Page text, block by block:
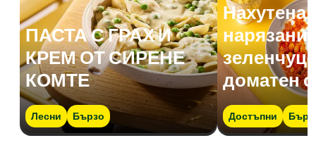
ПАСТА С ГРАХ И
КРЕМ ОТ СИРЕНЕ
КОМТЕ
Лесни Бързо
Нахутена
нарязани
доматен
Достъпни